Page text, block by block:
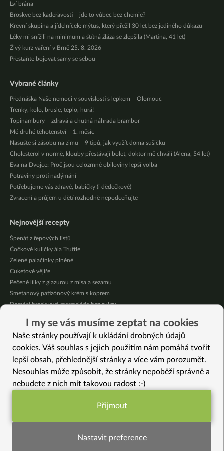
Lví brána
Broskve bez kadeřavosti – jde to vůbec bez chemie?
Krevní skupina a jídelníček: mýtus, který přežil 30 let bez jediného důkazu
Léky mi snížili na minimum a štítná žláza se zlepšila (Martina, 41 let)
Živý kurz vaření v Brně 25. 8. 2026
Přestaňte bojovat samy se sebou
Vybrané články
Přednáška Naše nemoci v souvislosti s lepkem – Olomouc
Trenky, kolo, brusle, teplo, hurá!
Topinambury – zdravá a chutná náhrada brambor
Mé druhé těhotenství – 1. měsíc
Nasušte si zásobu na zimu – 9 tipů, jak využít doma sušičku
Cholesterol v normě, klouby přestávají bolet, doktor mě chválí (Alena, 54 let)
Eva na Dvojce: Proč jsou celozrnné obiloviny lepší volba
Potraviny proti nadýmání
Potřebujeme vás zdravé, babičky (i dědečkové)
Zvracení a průjem u dětí rozhodně nepodceňujte
Nejnovější recepty
Špenát z řepových listů
Čočkové kuličky ála Truffle
Zelené palačinky plněné
Cuketové vějíře
Pečené lilky z glazurou z misa a sezamu
Smetanový patizónový krém s koprem
Domácí broskvová marmeláda bez cukru
Citrónové jablečné muffiny se sójovou šlehačkou
Oves provoněný citrónem a bazalkou
Vybrané recepty
Topinamburová krémová polévka
Jablečné kroužky v těstíčku
Voňavá čočka s cuketou, mrkví a zelím
Dušená cibule na fazolovém krému
I my se vás musíme zeptat na cookies
Naše stránky používají k ukládání drobných údajů
cookies. Váš souhlas s jejich použitím nám pomáhá tvořit
lepší obsah, přehlednější stránky a více vám porozumět.
Nesouhlas může způsobit, že stránky nepoběží správně a
nebudete z nich mít takovou radost :-)
Funkční nastavení potřebujeme (vždy
Přijmout
Nastavit preference